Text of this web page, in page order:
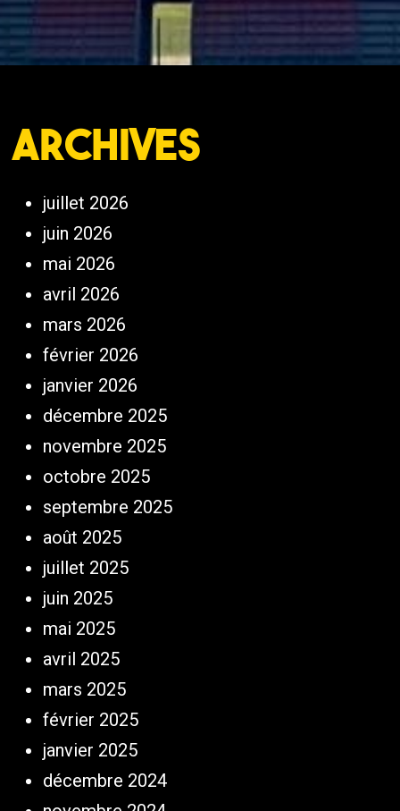
Archives
juillet 2026
juin 2026
mai 2026
avril 2026
mars 2026
février 2026
janvier 2026
décembre 2025
novembre 2025
octobre 2025
septembre 2025
août 2025
juillet 2025
juin 2025
mai 2025
avril 2025
mars 2025
février 2025
janvier 2025
décembre 2024